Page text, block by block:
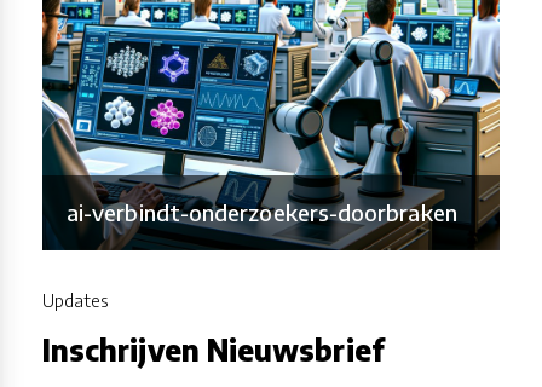
ai-verbindt-onderzoekers-doorbraken
Updates
Inschrijven Nieuwsbrief